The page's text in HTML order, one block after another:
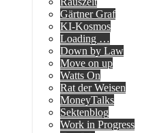
Gärtner Graf
KI-Kosmos
Loading …
Down by Law
Move on up
Watts On
Rat der Weisen
MoneyTalks
Sektenblog
Work in Progress